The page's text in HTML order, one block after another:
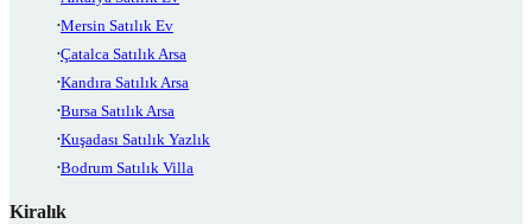
Mersin Satılık Ev
Çatalca Satılık Arsa
Kandıra Satılık Arsa
Bursa Satılık Arsa
Kuşadası Satılık Yazlık
Bodrum Satılık Villa
Kiralık